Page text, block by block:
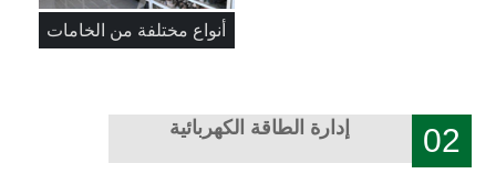
أنواع مختلفة من الخامات
02 إدارة الطاقة الكهربائية